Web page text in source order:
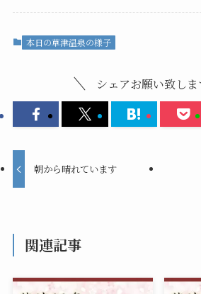
本日の草津温泉の様子
シェアお願い致し
朝から晴れています
関連記事